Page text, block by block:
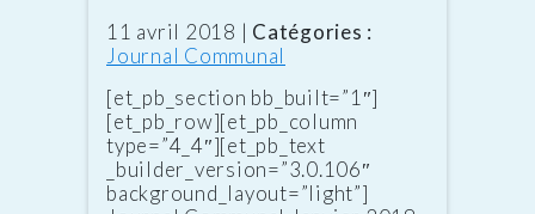
Date
:
11 avril 2018 | Catégories :
Journal Communal
[et_pb_section bb_built=”1″]
[et_pb_row][et_pb_column
type=”4_4″][et_pb_text
_builder_version=”3.0.106″
background_layout=”light”]